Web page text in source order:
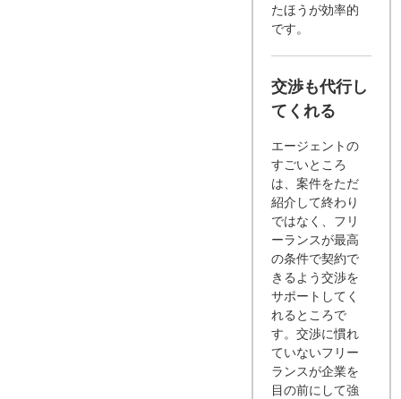
たほうが効率的
です。
交渉も代行し
てくれる
エージェントの
すごいところ
は、案件をただ
紹介して終わり
ではなく、フリ
ーランスが最高
の条件で契約で
きるよう交渉を
サポートしてく
れるところで
す。交渉に慣れ
ていないフリー
ランスが企業を
目の前にして強